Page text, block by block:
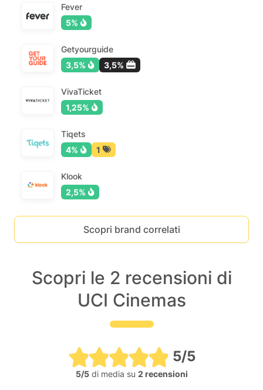
Fever
5%
Getyourguide
3,5%
3,5%
VivaTicket
1,25%
Tiqets
4%
1
Klook
2,5%
Scopri brand correlati
Scopri le 2 recensioni di
UCI Cinemas
5/5
5/5di media su 2 recensioni